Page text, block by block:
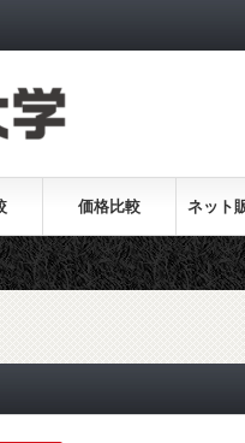
価格比較 ネット